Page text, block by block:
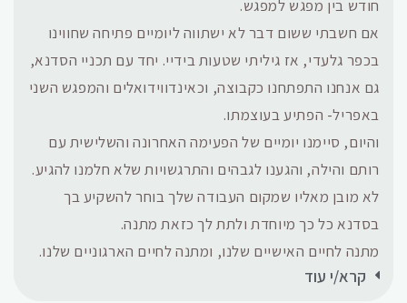
חודש בין מפגש למפגש.
אם חשבתי ששום דבר לא ישתווה ליומיים פתיחה שחווינו
בכפר גלעדי, אז גיליתי שטעות בידיי. יחד עם תכניי הסדנא,
גם אנחנו התפתחנו כקבוצה, וכאינדווידואלים והמפגש השני
באפריל- הפתיע בעוצמתו.
והיום, סיימנו יומיים של הפעימה האחרונה והשלישית עם
רותם והילה, והגענו לגבהים והתרגשויות שלא חלמנו להגיע.
לא מובן מאליו שמקום העבודה שלך בוחר להשקיע בך
בסדנא כל כך מיוחדת ולתת לך כזאת מתנה.
מתנה לחיים האישיים שלנו, ומתנה לחיים הארגוניים שלנו.
קרא/י עוד